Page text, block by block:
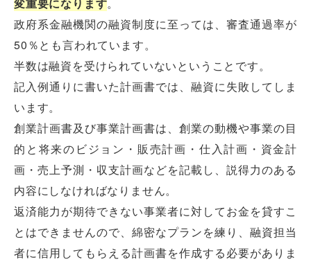
政府系金融機関の融資制度に至っては、審査通過率が
50％とも言われています。
半数は融資を受けられていないということです。
記入例通りに書いた計画書では、融資に失敗してしま
います。
創業計画書及び事業計画書は、創業の動機や事業の目
的と将来のビジョン・販売計画・仕入計画・資金計
画・売上予測・収支計画などを記載し、説得力のある
内容にしなければなりません。
返済能力が期待できない事業者に対してお金を貸すこ
とはできませんので、綿密なプランを練り、融資担当
者に信用してもらえる計画書を作成する必要がありま